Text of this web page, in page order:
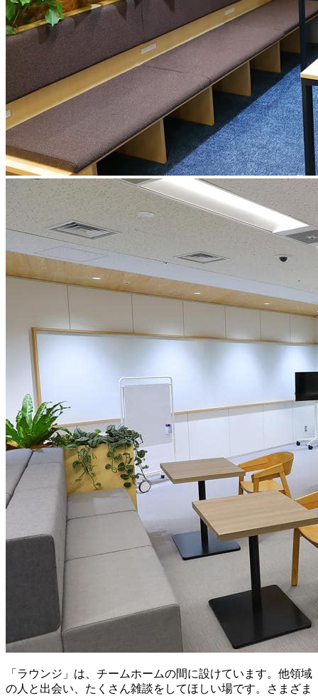
「ラウンジ」は、チームホームの間に設けています。他領域
の人と出会い、たくさん雑談をしてほしい場です。さまざま